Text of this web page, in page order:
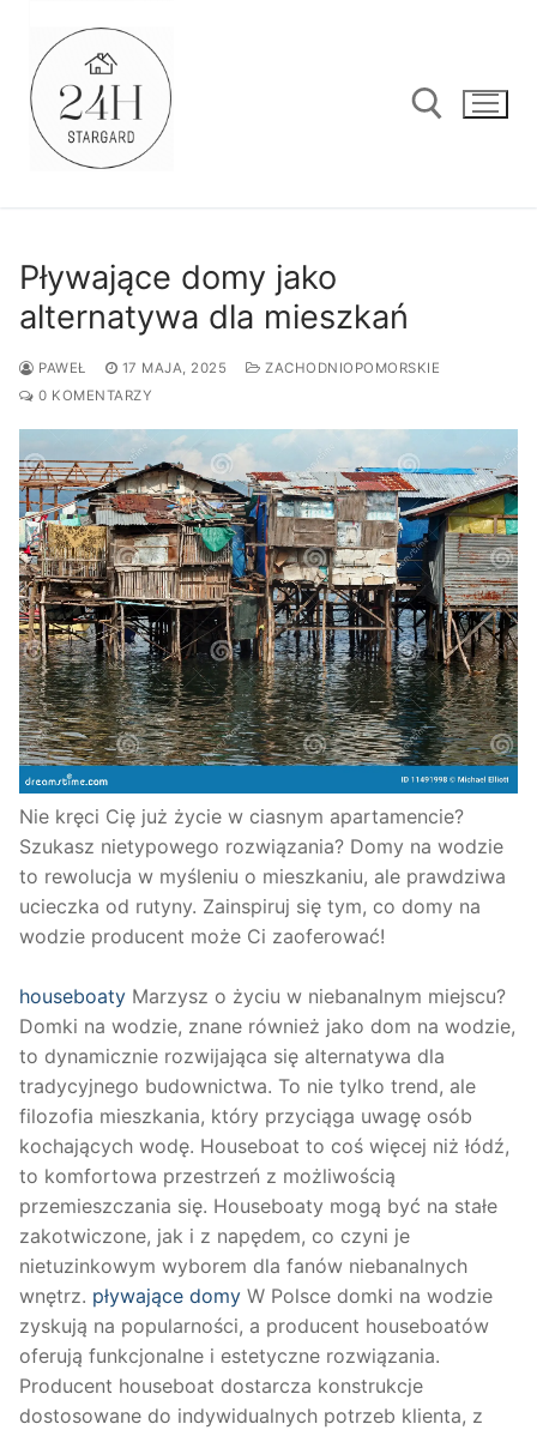
treści
Pływające domy jako
alternatywa dla mieszkań
PAWEŁ 17 MAJA, 2025
ZACHODNIOPOMORSKIE
0 KOMENTARZY
Nie kręci Cię już życie w ciasnym apartamencie?
Szukasz nietypowego rozwiązania? Domy na wodzie
to rewolucja w myśleniu o mieszkaniu, ale prawdziwa
ucieczka od rutyny. Zainspiruj się tym, co domy na
wodzie producent może Ci zaoferować!
houseboaty Marzysz o życiu w niebanalnym miejscu?
Domki na wodzie, znane również jako dom na wodzie,
to dynamicznie rozwijająca się alternatywa dla
tradycyjnego budownictwa. To nie tylko trend, ale
filozofia mieszkania, który przyciąga uwagę osób
kochających wodę. Houseboat to coś więcej niż łódź,
to komfortowa przestrzeń z możliwością
przemieszczania się. Houseboaty mogą być na stałe
zakotwiczone, jak i z napędem, co czyni je
nietuzinkowym wyborem dla fanów niebanalnych
wnętrz. pływające domy W Polsce domki na wodzie
zyskują na popularności, a producent houseboatów
oferują funkcjonalne i estetyczne rozwiązania.
Producent houseboat dostarcza konstrukcje
dostosowane do indywidualnych potrzeb klienta, z